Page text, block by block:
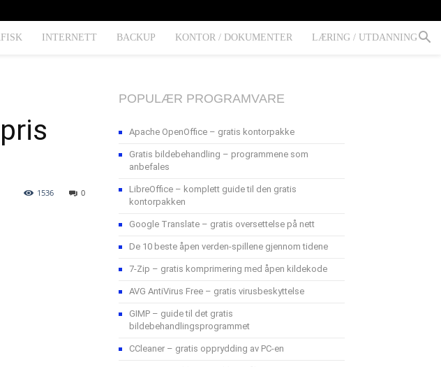
INTERNETT BACKUP KONTOR / DOKUMENTER LÆRING / UTDANNING
0
1536
POPULÆR PROGRAMVARE
Apache OpenOffice – gratis kontorpakke
Gratis bildebehandling – programmene som
anbefales
LibreOffice – komplett guide til den gratis
kontorpakken
Google Translate – gratis oversettelse på nett
De 10 beste åpen verden-spillene gjennom tidene
7-Zip – gratis komprimering med åpen kildekode
AVG AntiVirus Free – gratis virusbeskyttelse
GIMP – guide til det gratis
bildebehandlingsprogrammet
CCleaner – gratis opprydding av PC-en